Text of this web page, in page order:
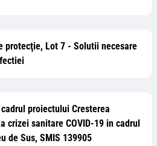
protecţie, Lot 7 - Solutii necesare
proiectului Cresterea
crizei sanitare COVID-19 in cadrul
de Sus, SMIS 139905